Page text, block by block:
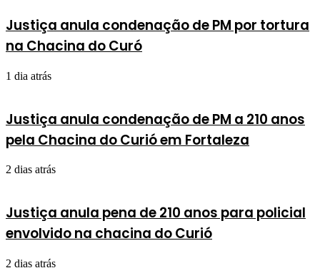
Justiça anula condenação de PM por tortura
na Chacina do Curó
1 dia atrás
Justiça anula condenação de PM a 210 anos
pela Chacina do Curió em Fortaleza
2 dias atrás
Justiça anula pena de 210 anos para policial
envolvido na chacina do Curió
2 dias atrás